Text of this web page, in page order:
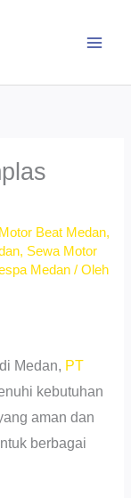
Beat Medan,
, Sewa Motor
Medan / Oleh
Medan, PT
kebutuhan
aman dan
berbagai